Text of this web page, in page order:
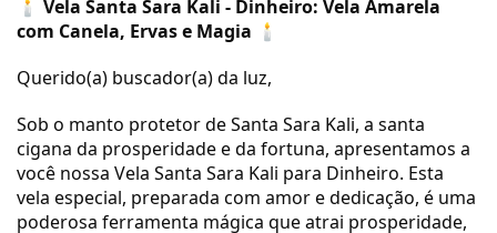
🕯️ Vela Santa Sara Kali - Dinheiro: Vela Amarela
com Canela, Ervas e Magia 🕯️
Querido(a) buscador(a) da luz,
Sob o manto protetor de Santa Sara Kali, a santa
cigana da prosperidade e da fortuna, apresentamos a
você nossa Vela Santa Sara Kali para Dinheiro. Esta
vela especial, preparada com amor e dedicação, é uma
poderosa ferramenta mágica que atrai prosperidade,